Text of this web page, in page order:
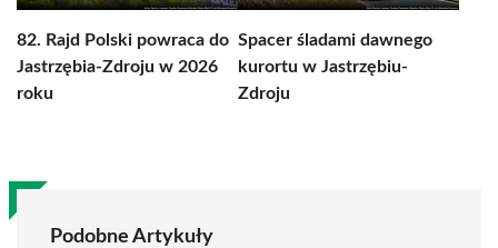
82. Rajd Polski powraca do
Jastrzębia-Zdroju w 2026
roku
Spacer śladami dawnego
kurortu w Jastrzębiu-
Zdroju
Podobne Artykuły